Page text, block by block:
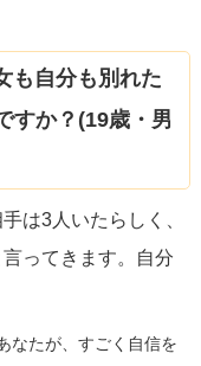
も自分も別れた
すか？(19歳・男
は3人いたらしく、
ってきます。自分
なたが、すごく自信を